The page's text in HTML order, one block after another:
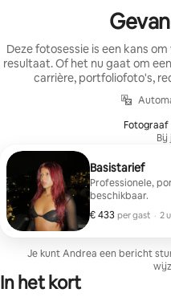
Deze fotosessie is een kans
resultaat. Of het nu gaat om
carrière, portfoliofoto's,
Fotograaf
Bij
Basistarief
Professionele,
beschikbaar.
€ 433 per gast
€ 433 per gast
, · 2
Je kunt Andrea een bericht
In het kort